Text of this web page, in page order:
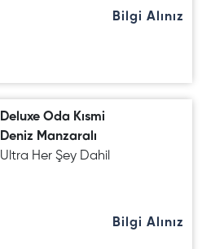
Bilgi Alınız
Deluxe Oda Kısmi
Deniz Manzaralı
Ultra Her Şey Dahil
Bilgi Alınız